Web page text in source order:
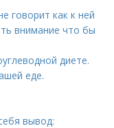
говорит как к ней
внимание что бы
диете.
еде.
вывод: